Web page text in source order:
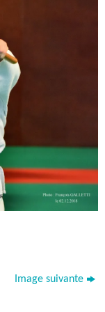
Image suivante